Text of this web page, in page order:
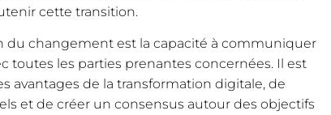
cette transition.
du changement est la capacité à communiquer
toutes les parties prenantes concernées. Il est
avantages de la transformation digitale, de
et de créer un consensus autour des objectifs